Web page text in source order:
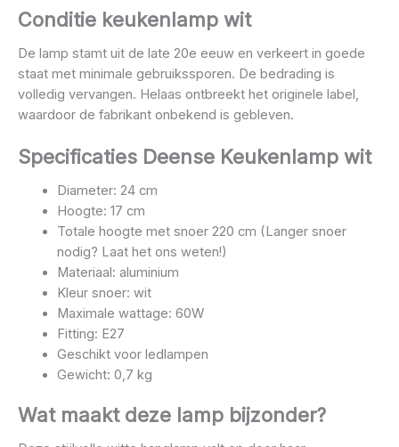
Conditie keukenlamp wit
De lamp stamt uit de late 20e eeuw en verkeert in goede
staat met minimale gebruikssporen. De bedrading is
volledig vervangen. Helaas ontbreekt het originele label,
waardoor de fabrikant onbekend is gebleven.
Specificaties Deense Keukenlamp wit
Diameter: 24 cm
Hoogte: 17 cm
Totale hoogte met snoer 220 cm (Langer snoer
nodig? Laat het ons weten!)
Materiaal: aluminium
Kleur snoer: wit
Maximale wattage: 60W
Fitting: E27
Geschikt voor ledlampen
Gewicht: 0,7 kg
Wat maakt deze lamp bijzonder?